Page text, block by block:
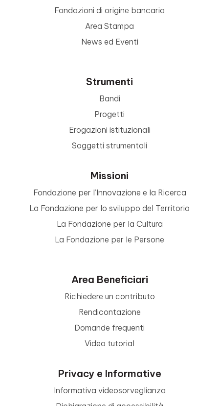
Fondazioni di origine bancaria
Area Stampa
News ed Eventi
Strumenti
Bandi
Progetti
Erogazioni istituzionali
Soggetti strumentali
Missioni
Fondazione per l’Innovazione e la Ricerca
La Fondazione per lo sviluppo del Territorio
La Fondazione per la Cultura
La Fondazione per le Persone
Area Beneficiari
Richiedere un contributo
Rendicontazione
Domande frequenti
Video tutorial
Privacy e Informative
Informativa videosorveglianza